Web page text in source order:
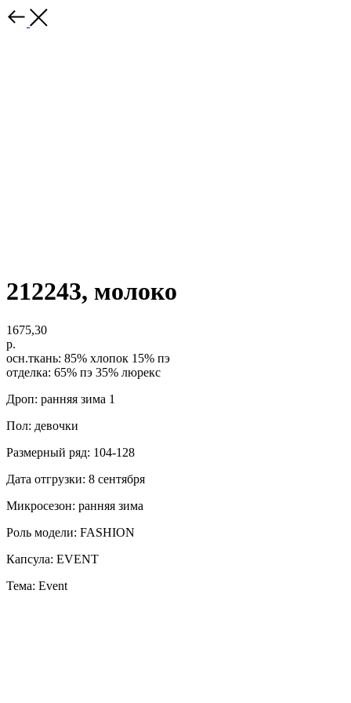
212243, молоко
1675,30
р.
осн.ткань: 85% хлопок 15% пэ
отделка: 65% пэ 35% люрекс
Дроп: ранняя зима 1
Пол: девочки
Размерный ряд: 104-128
Дата отгрузки: 8 сентября
Микросезон: ранняя зима
Роль модели: FASHION
Капсула: EVENT
Тема: Event